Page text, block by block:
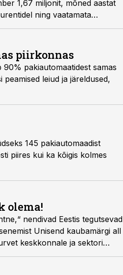
1,67 miljonit, mõned aastat
ning vaatamata
piirkonnas
pakiautomaatidest samas
leiud ja järeldused,
145 pakiautomaadist
piires kui ka kõigis kolmes
olema!
nendivad Eestis tegutsevad
Unisend kaubamärgi all
keskkonnale ja sektori